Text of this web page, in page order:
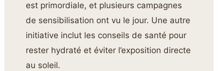
est primordiale, et plusieurs campagnes
de sensibilisation ont vu le jour. Une autre
initiative inclut les conseils de santé pour
rester hydraté et éviter l’exposition directe
au soleil.